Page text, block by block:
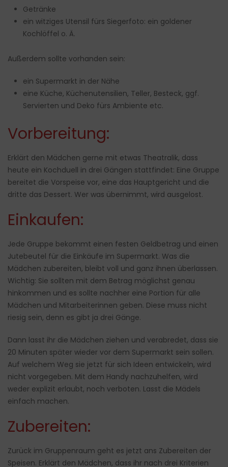
Getränke
ein witziges Utensil fürs Siegerfoto: ein goldener
Kochlöffel o. Ä.
Außerdem sollte vorhanden sein:
ein Supermarkt in der Nähe
eine Küche, Küchenutensilien, Teller, Besteck, ggf.
Servierten und Deko fürs Ambiente etc.
Vorbereitung:
Erklärt den Mädchen gerne mit etwas Theatralik, dass
heute ein Kochduell in drei Gängen stattfindet: Eine Gruppe
bereitet die Vorspeise vor, eine das Hauptgericht und die
dritte das Dessert. Wer was übernimmt, wird ausgelost.
Einkaufen:
Jede Gruppe bekommt einen festen Geldbetrag und einen
Jutebeutel für die Einkäufe im Supermarkt. Was die
Mädchen zubereiten, bleibt voll und ganz ihnen überlassen.
Wichtig: Sie sollten mit dem Betrag möglichst genau
hinkommen und es sollte nachher eine Portion für alle
Mädchen und Mitarbeiterinnen geben. Diese muss nicht
riesig sein, denn es gibt ja drei Gänge.
Dann lasst ihr die Mädchen ziehen und verabredet, dass sie
20 Minuten später wieder vor dem Supermarkt sein sollen.
Auf welchem Weg sie jetzt für sich Ideen entwickeln, wird
nicht vorgegeben. Mit dem Handy nachzuhelfen, wird
weder explizit erlaubt, noch verboten. Lasst die Mädels
einfach machen.
Zubereiten:
Zurück im Gruppenraum geht es jetzt ans Zubereiten der
Speisen. Erklärt den Mädchen, dass ihr nach drei Kriterien